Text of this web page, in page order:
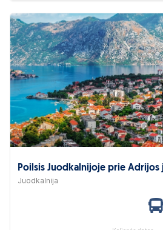
Poilsis Juodkalnijoje prie Adrijos
Juodkalnija